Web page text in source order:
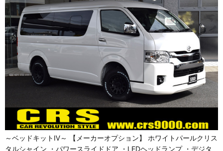
～ベッドキットⅣ～ 【メーカーオプション】 ホワイトパールクリス
タルシャイン ・パワースライドドア ・LEDヘッドランプ ・デジタ